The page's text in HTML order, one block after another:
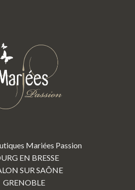
Mariées Passion
EN BRESSE
SUR SAÔNE
GRENOBLE